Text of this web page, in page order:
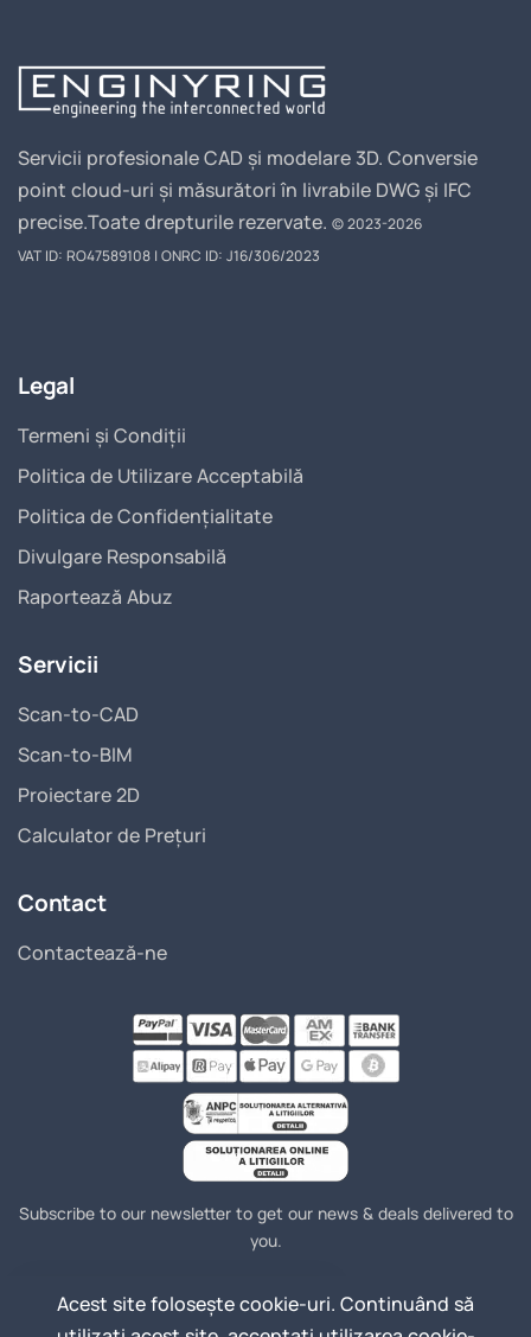
Servicii profesionale CAD și modelare 3D. Conversie
point cloud-uri și măsurători în livrabile DWG și IFC
precise.Toate drepturile rezervate. © 2023-2026
VAT ID: RO47589108 | ONRC ID: J16/306/2023
Legal
Termeni și Condiții
Politica de Utilizare Acceptabilă
Politica de Confidențialitate
Divulgare Responsabilă
Raportează Abuz
Servicii
Scan-to-CAD
Scan-to-BIM
Proiectare 2D
Calculator de Prețuri
Contact
Contactează-ne
Subscribe to our newsletter to get our news & deals delivered to
you.
Email Address Join
Acest site folosește cookie-uri. Continuând să